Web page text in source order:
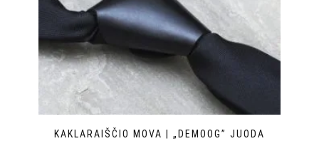
KAKLARAIŠČIO MOVA | „DEMOOG” JUODA